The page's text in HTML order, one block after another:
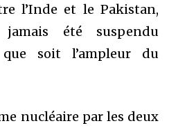
l’Inde et le Pakistan,
été suspendu
soit l’ampleur du
nucléaire par les deux